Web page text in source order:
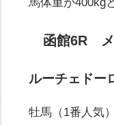
函館6R メ
ルーチェドー
牡馬（1番人気）